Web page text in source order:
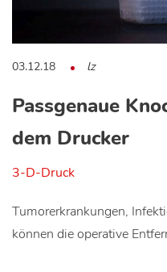
03.12.18 lz
Passgenaue
dem Drucker
3-D-Druck
Tumorerkrankungen,
können die operative